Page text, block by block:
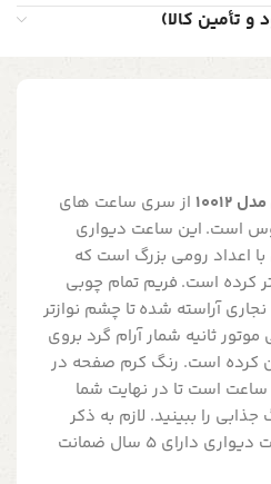
و تأمین کالا)
از سری ساعت های
است. این ساعت دیواری
اعداد رومی بزرگ است که
کرده است. فریم تمام چوبی
آراسته شده تا چشم نوازتر
ثانیه شمار آرام گرد بروی
کرده است. رنگ کرم صفحه در
است تا در نهایت شما
را ببینید. لازم به ذکر
است هر دو موتور این ساعت دیواری دارای 5 سال ضمانت